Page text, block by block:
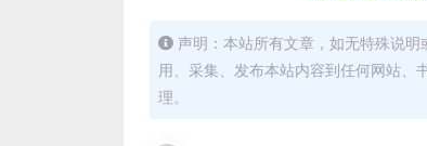
声明：本站所有文章，如无特殊说
用、采集、发布本站内容到任何网站、
理。